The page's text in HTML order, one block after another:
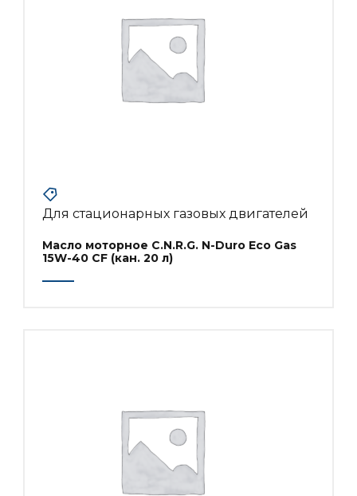
Для стационарных газовых двигателей
Масло моторное C.N.R.G. N-Duro Eco Gas
15W-40 CF (кан. 20 л)